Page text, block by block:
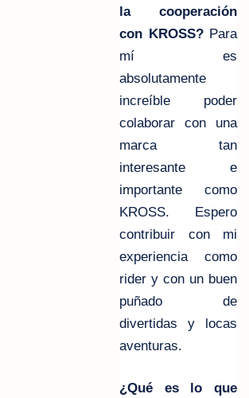
la cooperación
con KROSS?Para
mí es
absolutamente
increíble poder
colaborar con una
marca tan
interesante e
importante como
KROSS. Espero
contribuir con mi
experiencia como
rider y con un buen
puñado de
divertidas y locas
aventuras.
¿Qué es lo que